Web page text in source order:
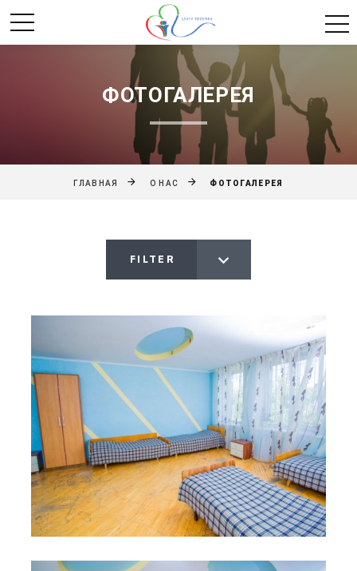
ФОТОГАЛЕРЕЯ
ГЛАВНАЯ О НАС ФОТОГАЛЕРЕЯ
FILTER